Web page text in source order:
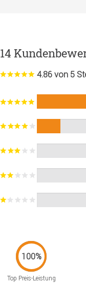
14
4.86 von 5
Top Preis-Leistung